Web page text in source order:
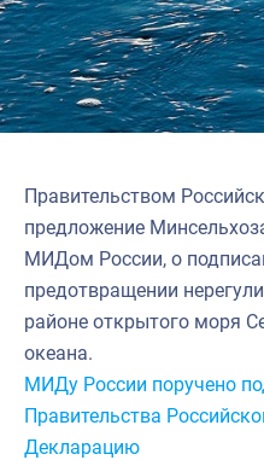
Правительством
предложение
МИДом России, о
предотвращении
районе открытого моря
океана.
МИДу России поручено
Правительства
Декларацию